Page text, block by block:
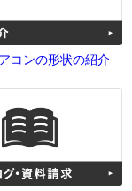
コンの形状の紹介